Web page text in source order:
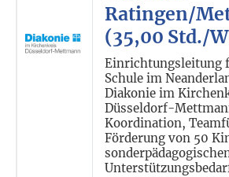
Ratingen/
(35,00 Std./
Einrichtungsleitung
Schule im
Diakonie im
Düsseldorf-
Koordination,
Förderung von 50